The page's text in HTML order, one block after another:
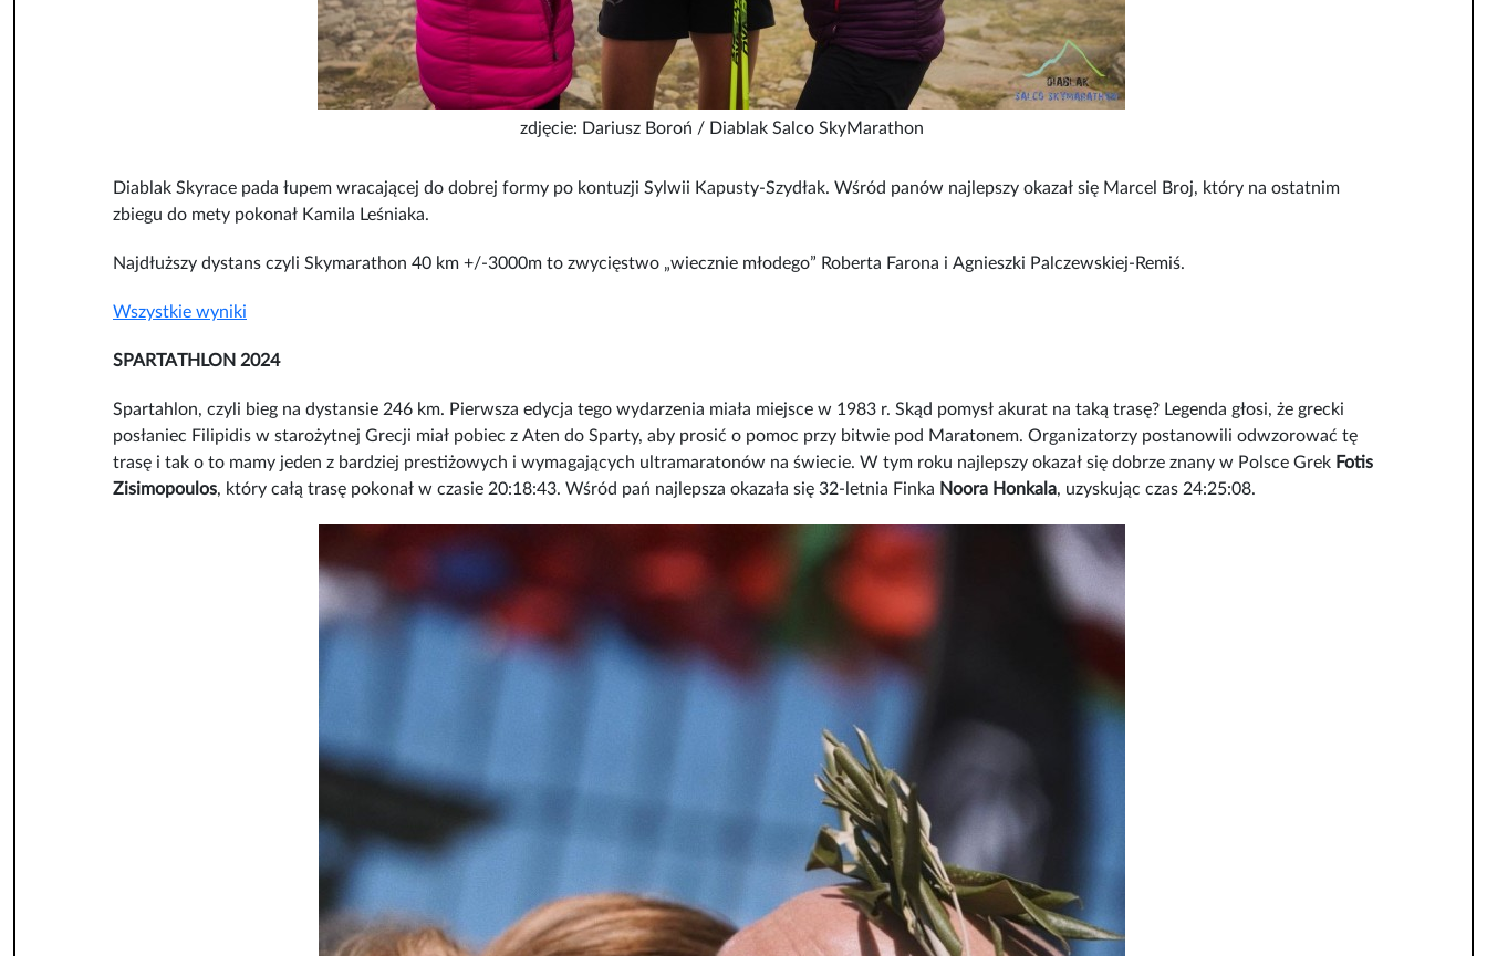
zdjęcie: Dariusz Boroń / Diablak Salco SkyMarathon
Diablak Skyrace pada łupem wracającej do dobrej formy po kontuzji Sylwii Kapusty-Szydłak. Wśród panów najlepszy okazał się Marcel Broj, który na ostatnim
zbiegu do mety pokonał Kamila Leśniaka.
Najdłuższy dystans czyli Skymarathon 40 km +/-3000m to zwycięstwo „wiecznie młodego” Roberta Farona i Agnieszki Palczewskiej-Remiś.
Wszystkie wyniki
SPARTATHLON 2024
Spartahlon, czyli bieg na dystansie 246 km. Pierwsza edycja tego wydarzenia miała miejsce w 1983 r. Skąd pomysł akurat na taką trasę? Legenda głosi, że grecki
posłaniec Filipidis w starożytnej Grecji miał pobiec z Aten do Sparty, aby prosić o pomoc przy bitwie pod Maratonem. Organizatorzy postanowili odwzorować tę
trasę i tak o to mamy jeden z bardziej prestiżowych i wymagających ultramaratonów na świecie. W tym roku najlepszy okazał się dobrze znany w Polsce Grek Fotis
Zisimopoulos, który całą trasę pokonał w czasie 20:18:43. Wśród pań najlepsza okazała się 32-letnia Finka Noora Honkala, uzyskując czas 24:25:08.